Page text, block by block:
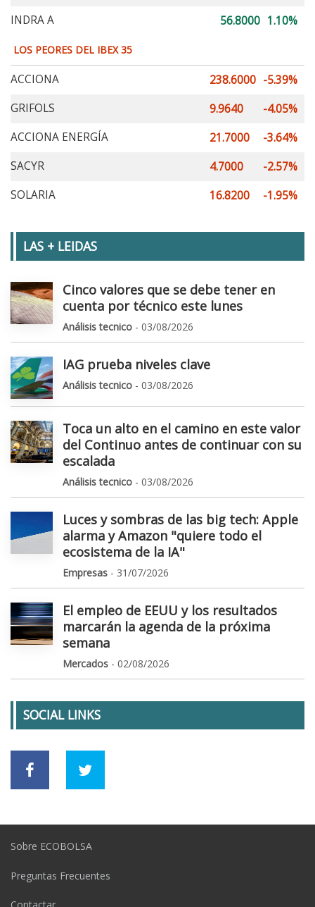
INDRA A
56.8000 1.10%
LOS PEORES DEL IBEX 35
ACCIONA 238.6000 -5.39%
GRIFOLS
9.9640
-4.05%
ACCIONA ENERGÍA
21.7000
-3.64%
SACYR
4.7000
-2.57%
SOLARIA
16.8200 -1.95%
LAS + LEIDAS
Cinco valores que se debe tener en
cuenta por técnico este lunes
Análisis tecnico - 03/08/2026
IAG prueba niveles clave
Análisis tecnico - 03/08/2026
Toca un alto en el camino en este valor
del Continuo antes de continuar con su
escalada
Análisis tecnico - 03/08/2026
Luces y sombras de las big tech: Apple
alarma y Amazon "quiere todo el
ecosistema de la IA"
Empresas - 31/07/2026
El empleo de EEUU y los resultados
marcarán la agenda de la próxima
semana
Mercados - 02/08/2026
SOCIAL LINKS
Sobre ECOBOLSA
Preguntas Frecuentes